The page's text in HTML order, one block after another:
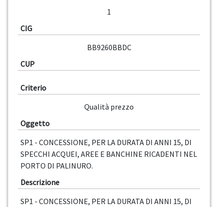
1
CIG
BB9260BBDC
CUP
Criterio
Qualità prezzo
Oggetto
SP1 - CONCESSIONE, PER LA DURATA DI ANNI 15, DI
SPECCHI ACQUEI, AREE E BANCHINE RICADENTI NEL
PORTO DI PALINURO.
Descrizione
SP1 - CONCESSIONE, PER LA DURATA DI ANNI 15, DI